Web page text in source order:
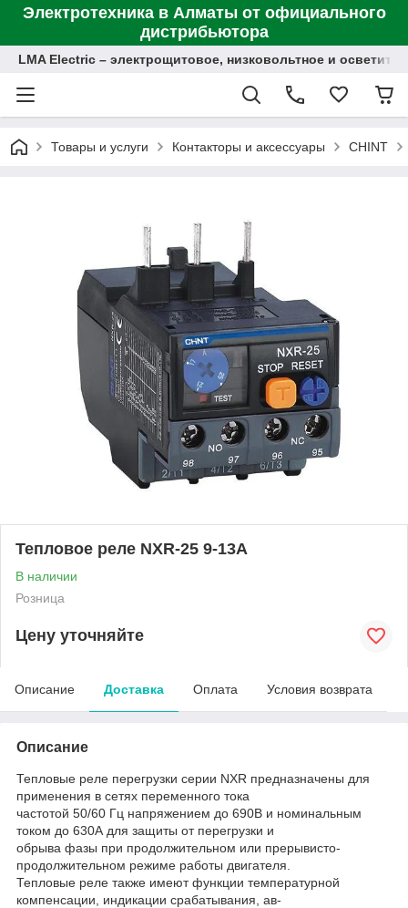
Электротехника в Алматы от официального
дистрибьютора
LMA Electric – электрощитовое, низковольтное и
Товары и услуги Контакторы и аксессуары CHINT
Тепловое реле NXR-25 9-13А
В наличии
Розница
Цену уточняйте
Описание Доставка Оплата Условия возврата
Описание
Тепловые реле перегрузки серии NXR предназначены для
применения в сетях переменного тока
частотой 50/60 Гц напряжением до 690В и номинальным
током до 630А для защиты от перегрузки и
обрыва фазы при продолжительном или прерывисто-
продолжительном режиме работы двигателя.
Тепловые реле также имеют функции температурной
компенсации, индикации срабатывания, ав-